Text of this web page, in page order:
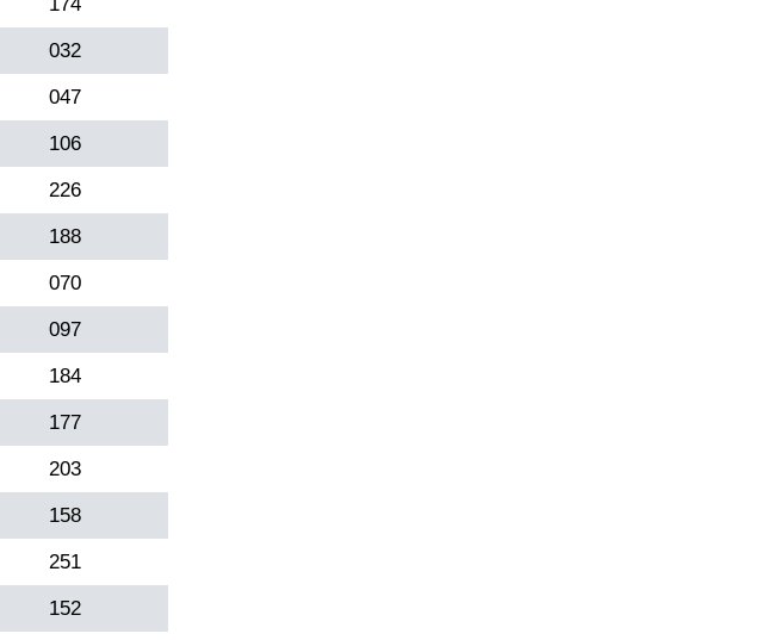
032
047
106
226
188
070
097
184
177
203
158
251
152